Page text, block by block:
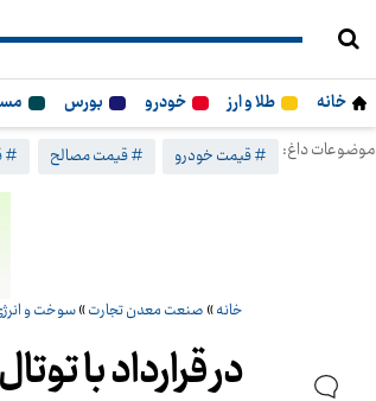
خانه طلا و ارز خودرو بورس
موضوعات داغ:
# قیمت خودرو # قیمت مصالح #
خانه» صنعت معدن تجارت»سوخت و
در قرارداد با